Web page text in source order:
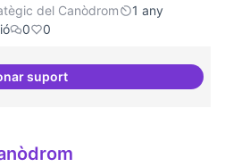
del Canòdrom
1 any
0 0
suport
Iniciativa Legislativa Popular